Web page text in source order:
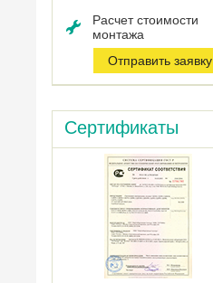
Расчет стоимости
монтажа
Отправить заявку
Сертификаты